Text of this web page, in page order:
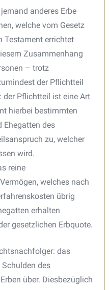
anderes Erbe
welche vom Gesetz
Testament errichtet
Zusammenhang
– trotz
der Pflichtteil
der Pflichtteil ist eine Art
hierbei bestimmten
Ehegatten des
zu, welcher
wird.
reine
welches nach
übrig
erhalten
gesetzlichen Erbquote.
das
des
über. Diesbezüglich